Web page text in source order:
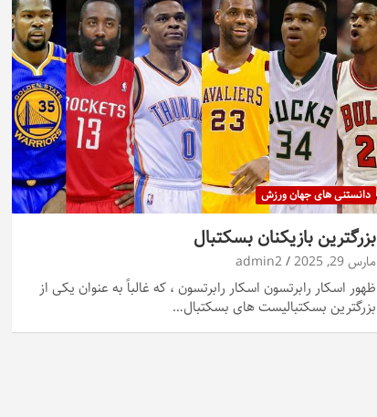
دانستنی های جهان ورزش
بزرگترین بازیکنان بسکتبال
مارس 29, 2025 admin2
ظهور اسکار رابرتسون اسکار رابرتسون ، که غالباً به عنوان یکی از
بزرگترین بسکتبالیست های بسکتبال…